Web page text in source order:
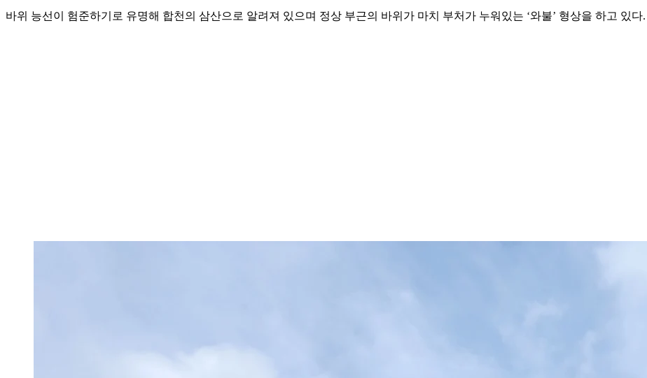
바위 능선이 험준하기로 유명해 합천의 삼산으로 알려져 있으며 정상 부근의 바위가 마치 부처가 누워있는 ‘와불’ 형상을 하고 있다.